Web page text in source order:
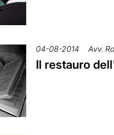
04-08-2014 Avv.
Il restauro